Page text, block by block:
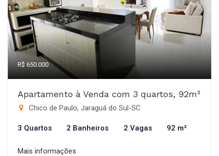
R$ 650.000
Apartamento à Venda com 3 quartos, 92m²
Chico de Paulo, Jaraguá do Sul-SC
3 Quartos 2 Banheiros 2 Vagas 92 m²
Mais informações